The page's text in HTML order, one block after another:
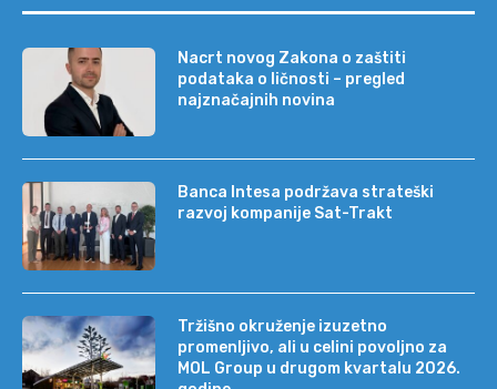
Nacrt novog Zakona o zaštiti
podataka o ličnosti – pregled
najznačajnih novina
Banca Intesa podržava strateški
razvoj kompanije Sat-Trakt
Tržišno okruženje izuzetno
promenljivo, ali u celini povoljno za
MOL Group u drugom kvartalu 2026.